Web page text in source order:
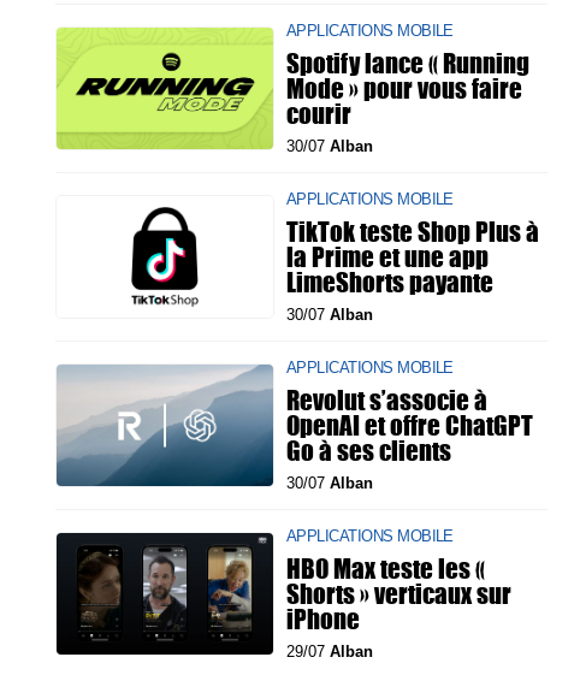
APPLICATIONS MOBILE
Spotify lance « Running
Mode » pour vous faire
courir
30/07 Alban
APPLICATIONS MOBILE
TikTok teste Shop Plus à
la Prime et une app
LimeShorts payante
30/07 Alban
APPLICATIONS MOBILE
Revolut s’associe à
OpenAI et offre ChatGPT
Go à ses clients
30/07 Alban
APPLICATIONS MOBILE
HBO Max teste les «
Shorts » verticaux sur
iPhone
29/07 Alban